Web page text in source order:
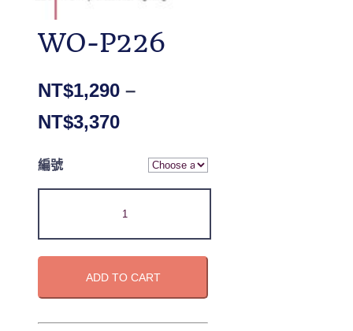
WO-P226
NT$1,290 –
NT$3,370
編號
ADD TO CART